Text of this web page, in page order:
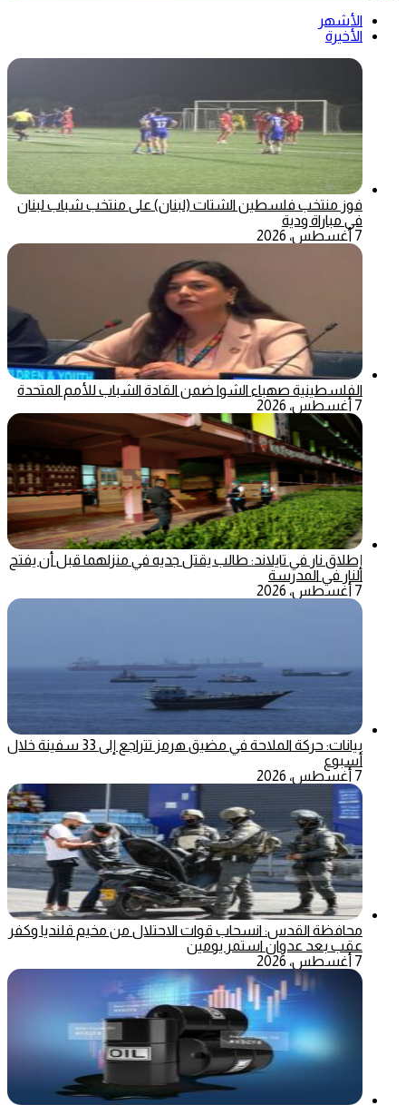
الأشهر
الأخيرة
فوز منتخب فلسطين الشتات (لبنان) على منتخب شباب لبنان
في مباراة ودية
7 أغسطس، 2026
الفلسطينية صهباء الشوا ضمن القادة الشباب للأمم المتحدة
7 أغسطس، 2026
إطلاق نار في تايلاند: طالب يقتل جديه في منزلهما قبل أن يفتح
النار في المدرسة
7 أغسطس، 2026
بيانات: حركة الملاحة في مضيق هرمز تتراجع إلى 33 سفينة خلال
أسبوع
7 أغسطس، 2026
محافظة القدس: انسحاب قوات الاحتلال من مخيم قلنديا وكفر
عقب بعد عدوان استمر يومين
7 أغسطس، 2026